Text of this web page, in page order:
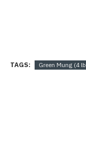
TAGS: Green Mung (4